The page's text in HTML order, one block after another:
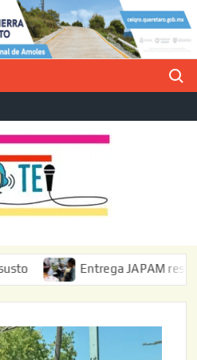
Entrega JAPAM